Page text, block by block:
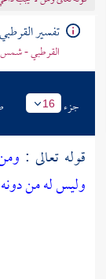
تفسير القرطبي
القرطبي - شمس
جزء 16
قوله تعالى :
وليس له من